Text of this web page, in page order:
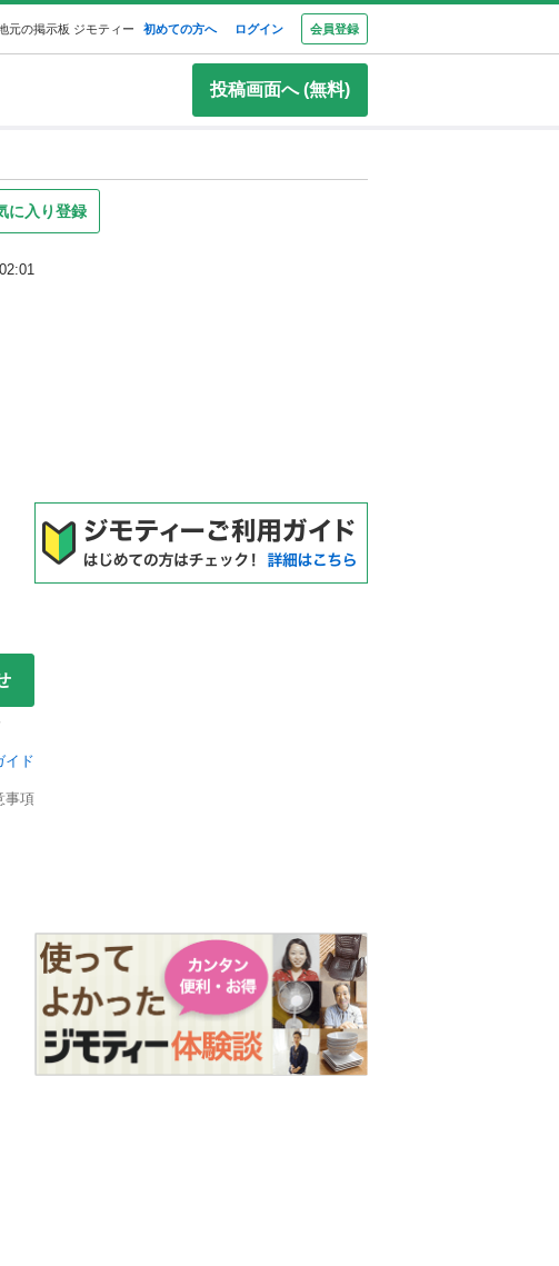
元の掲示板 ジモティー 初めての方へ ログイン 会員登録
投稿画面へ (無料)
に入り登録
イド
事項